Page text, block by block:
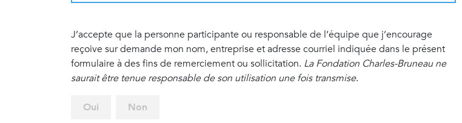
J’accepte que la personne participante ou responsable de l’équipe que j’encourage
reçoive sur demande mon nom, entreprise et adresse courriel indiquée dans le présent
formulaire à des fins de remerciement ou sollicitation. La Fondation Charles-Bruneau ne
saurait être tenue responsable de son utilisation une fois transmise.
Oui Non